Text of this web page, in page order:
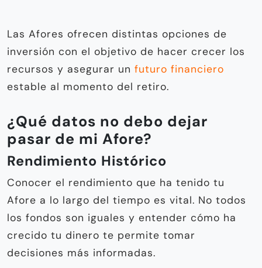
Las Afores ofrecen distintas opciones de
inversión con el objetivo de hacer crecer los
recursos y asegurar un futuro financiero
estable al momento del retiro.
¿Qué datos no debo dejar
pasar de mi Afore?
Rendimiento Histórico
Conocer el rendimiento que ha tenido tu
Afore a lo largo del tiempo es vital. No todos
los fondos son iguales y entender cómo ha
crecido tu dinero te permite tomar
decisiones más informadas.